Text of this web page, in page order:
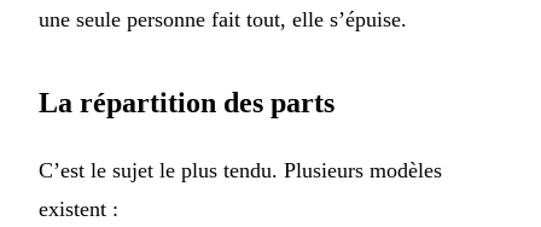
une seule personne fait tout, elle s’épuise.
La répartition des parts
C’est le sujet le plus tendu. Plusieurs modèles
existent :